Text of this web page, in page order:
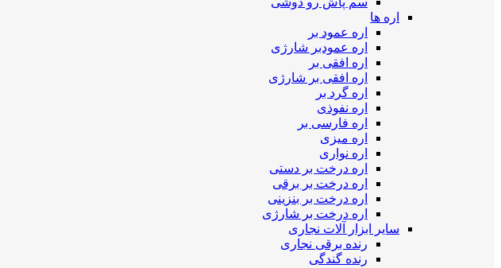
اره ها
اره عمود بر
اره عمودبر شارژی
اره افقی بر
اره افقی بر شارژی
اره گرد بر
اره نفوذی
اره فارسی بر
اره میزی
اره نواری
اره درخت بر دستی
اره درخت بر برقی
اره درخت بر بنزینی
اره درخت بر شارژی
سایر ابزار آلات نجاری
رنده برقی نجاری
رنده گندگی